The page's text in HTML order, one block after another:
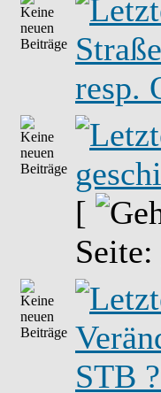
resp.
[
Seite:
STB